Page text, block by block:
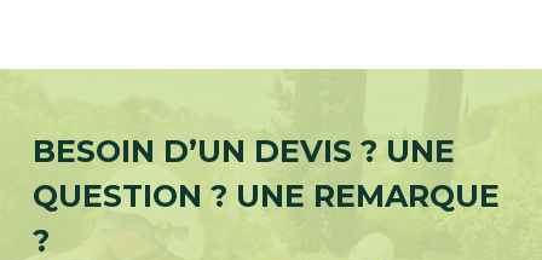
BESOIN D’UN DEVIS ? UNE
QUESTION ? UNE REMARQUE
?